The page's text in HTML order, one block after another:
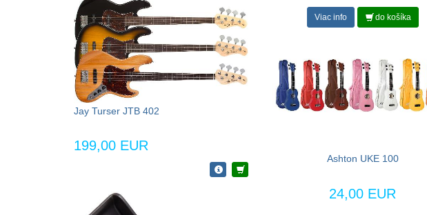
Jay Turser JTB 402
199,00 EUR
Viac info do košíka
Ashton UKE 100
24,00 EUR